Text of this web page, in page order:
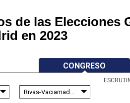
de las Elecciones
en 2023
CONGRESO